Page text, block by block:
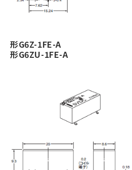
形G6Z-1FE-A
形G6ZU-1FE-A